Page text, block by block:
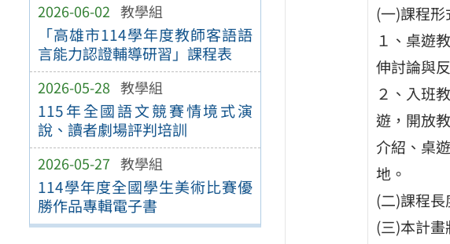
2026-06-02 教學組
「高雄市114學年度教師客語語
言能力認證輔導研習」課程表
2026-05-28 教學組
115年全國語文競賽情境式演
說、讀者劇場評判培訓
2026-05-27 教學組
114學年度全國學生美術比賽優
勝作品專輯電子書
(一)課程
１、桌遊
伸討論與
２、入班
遊，開放
介紹、桌
地。
(二)課程長
(三)本計